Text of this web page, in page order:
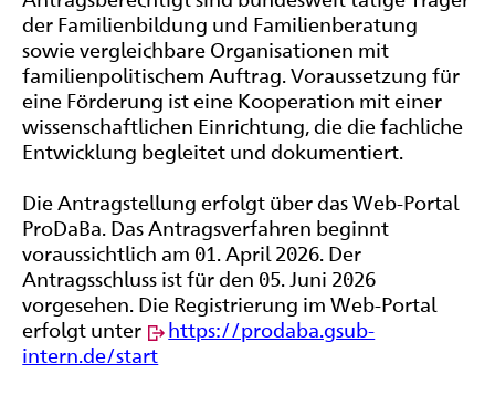
der Familienbildung und Familienberatung
sowie vergleichbare Organisationen mit
familienpolitischem Auftrag. Voraussetzung für
eine Förderung ist eine Kooperation mit einer
wissenschaftlichen Einrichtung, die die fachliche
Entwicklung begleitet und dokumentiert.
Die Antragstellung erfolgt über das Web-Portal
ProDaBa. Das Antragsverfahren beginnt
voraussichtlich am 01. April 2026. Der
Antragsschluss ist für den 05. Juni 2026
vorgesehen. Die Registrierung im Web-Portal
erfolgt unter
https://prodaba.gsub-
intern.de/start